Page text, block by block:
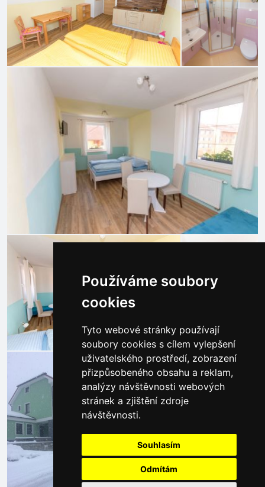
Používáme soubory
cookies
Tyto webové stránky používají
soubory cookies s cílem vylepšení
uživatelského prostředí, zobrazení
přizpůsobeného obsahu a reklam,
analýzy návštěvnosti webových
stránek a zjištění zdroje
návštěvnosti.
Souhlasím
Odmítám